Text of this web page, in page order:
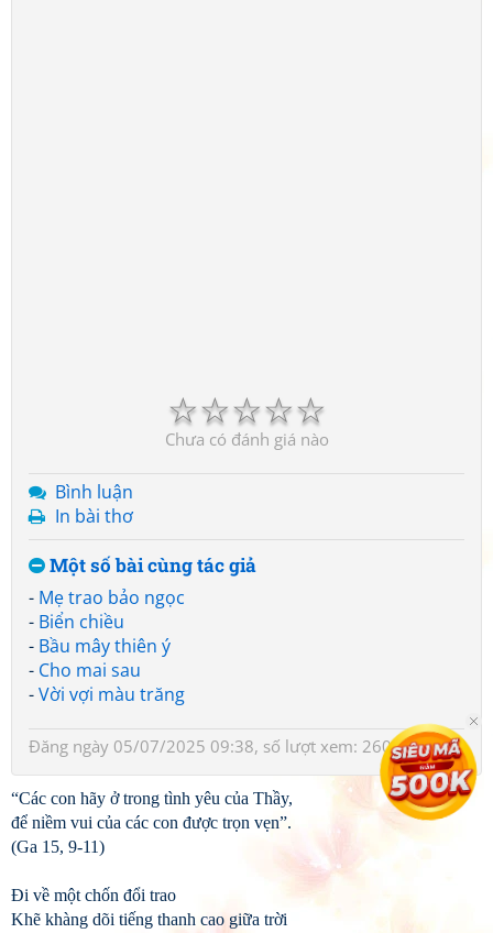
☆
☆
☆
☆
☆
Chưa có đánh giá nào
Bình luận
In bài thơ
Một số bài cùng tác giả
- Mẹ trao bảo ngọc
- Biển chiều
- Bầu mây thiên ý
- Cho mai sau
-Vời vợi màu trăng
Đăng ngày 05/07/2025 09:38, số lượt xem: 260
“Các con hãy ở trong tình yêu của Thầy,
để niềm vui của các con được trọn vẹn”.
(Ga 15, 9-11)
Đi về một chốn đổi trao
Khẽ khàng dõi tiếng thanh cao giữa trời